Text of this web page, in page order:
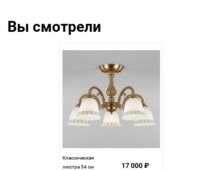
Вы смотрели
Классическая
люстра 54 см
17 000 ₽